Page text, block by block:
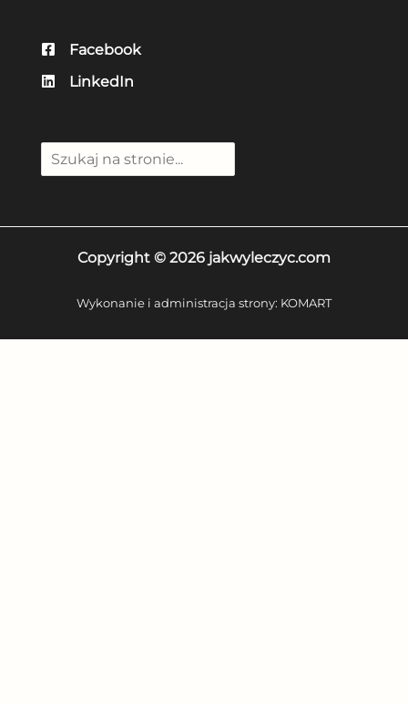
Facebook
LinkedIn
Copyright © 2026 jakwyleczyc.com
Wykonanie i administracja strony: KOMART